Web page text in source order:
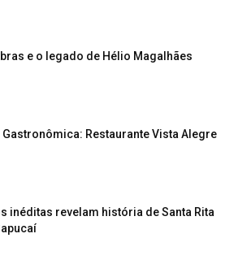
e o legado de Hélio Magalhães
Gastronômica: Restaurante Vista Alegre
inéditas revelam história de Santa Rita